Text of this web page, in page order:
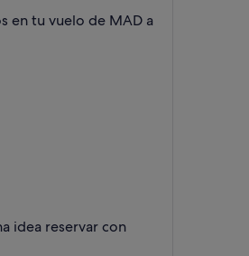
en tu vuelo de MAD a
idea reservar con